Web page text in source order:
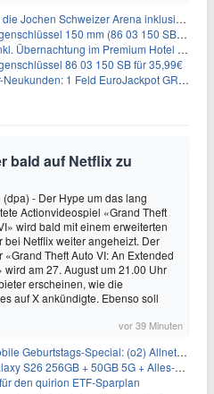
Arena inklusive Premium Hotel und Frühstück ab 59€ p.P.
150 mm (86 03 150 SB) für 35,99€
im Premium Hotel ab 69€ p.P.
86 03 150 SB für 35,99€
1 Feld EuroJackpot GRATIS spielen
bald auf Netflix zu
(dpa) - Der Hype um das lang
Actionvideospiel «Grand Theft
wird bald mit einem erweiterten
bei Netflix weiter angeheizt. Der
«Grand Theft Auto VI: An Extended
wird am 27. August um 21.00 Uhr
erscheinen, wie die
auf X ankündigte. Ebenso soll
vor 39 Minuten
Special: (o2) Allnet-Flats ab 14,99€/Monat
50GB 5G + Alles-Flat im Vodafone-Netz für 19,99€/Monat – eff. 0,20€/Monat
den quirion ETF-Sparplan